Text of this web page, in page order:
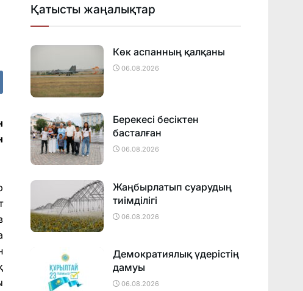
Қатысты жаңалықтар
Көк аспанның қалқаны
06.08.2026
Берекесі бесіктен
басталған
06.08.2026
Жаңбырлатып суарудың
тиімділігі
06.08.2026
Демократиялық үдерістің
дамуы
06.08.2026